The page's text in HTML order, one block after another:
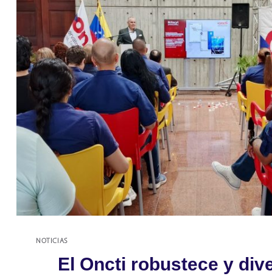
INÉDITOS
PRODUCTOS
EDITORIALES
NOTICIAS
El Oncti robustece y